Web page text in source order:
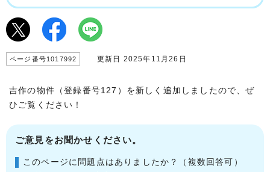
ページ番号1017992 更新日 2025年11月26日
吉作の物件（登録番号127）を新しく追加しましたので、ぜ
ひご覧ください！
ご意見をお聞かせください。
このページに問題点はありましたか？（複数回答可）